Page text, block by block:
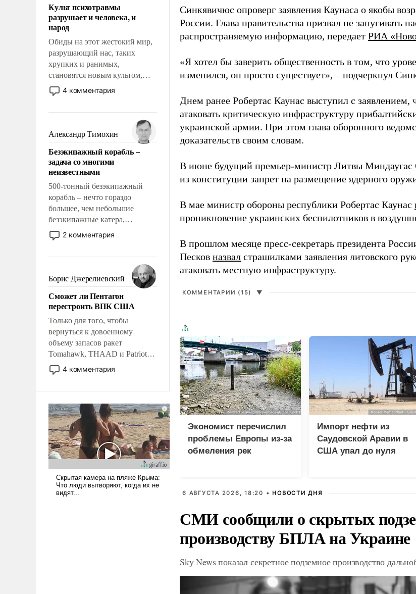
Культ психотравмы
разрушает и человека, и
народ
Обиды на этот жестокий мир,
разрушающий нас, таких
хрупких и ранимых,
становятся новым культом,
постепенно вытесняя и
отменяя традиционное
мужественным и твердым под
ударами судьбы, брать на себя
ответственность, помогать
слабым, идти вперед и
адаптироваться.
4 комментария
Александр Тимохин
Безэкипажный корабль –
задача со многими
неизвестными
500-тонный безэкипажный
корабль – нечто гораздо
большее, чем небольшие
безэкипажные катера,
применение которых уже
стало обыденностью. Задача по
сложна и амбициозна. Однако
и ее реализация радикально
поднимет наши боевые
возможности.
2 комментария
Борис Джерелиевский
Сможет ли Пентагон
перестроить ВПК США
Только для того, чтобы
вернуться к довоенному
объему запасов ракет
Tomahawk, THAAD и Patriot
США потребуется более трех
лет. Даже небольшая война с
Сложившаяся ситуация
означает многолетний период
уязвимости США, например,
перед Китаем.
4 комментария
Синкявичюс опроверг заявления Каунаса о якобы
России. Глава правительства призвал не запугивать
распространяемую информацию, передает РИА
«Я хотел бы заверить общественность в том, что
изменился, он просто существует», – подчеркнул
Днем ранее Робертас Каунас выступил с заявлением,
атаковать критическую инфраструктуру
украинской армии. При этом глава оборонного
доказательств своим словам.
В июне будущий премьер-министр Литвы Миндаугас
из конституции запрет на размещение ядерного
В мае министр обороны республики Робертас Каунас
проникновение украинских беспилотников в
В прошлом месяце пресс-секретарь президента
Песков назвал страшилками заявления литовского
атаковать местную инфраструктуру.
КОММЕНТАРИИ (15) ▼
Экономист перечислил
проблемы Европы из-за
обмеления рек
Импорт нефти из
Саудовской Аравии в
США упал до нуля
6 АВГУСТА 2026, 18:20 • НОВОСТИ ДНЯ
СМИ сообщили о скрытых
производству БПЛА на Украине
Sky News показал секретное подземное производство